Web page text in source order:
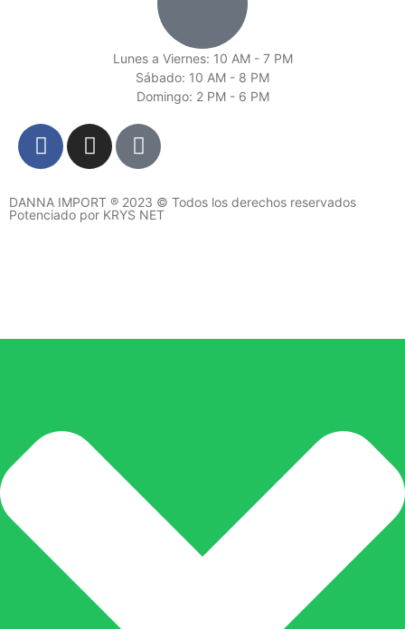
Lunes a Viernes: 10 AM - 7 PM
Sábado: 10 AM - 8 PM
Domingo: 2 PM - 6 PM
DANNA IMPORT ® 2023 © Todos los derechos reservados
Potenciado por KRYS NET